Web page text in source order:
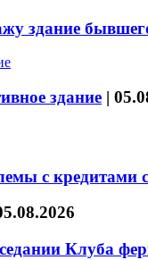
здание
здание |
с кредитами
Клуба